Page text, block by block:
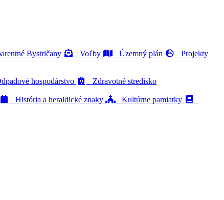
Bystričany Voľby Územný plán
Projekty
hospodárstvo
Zdravotné stredisko
História a heraldické znaky
Kultúrne pamiatky